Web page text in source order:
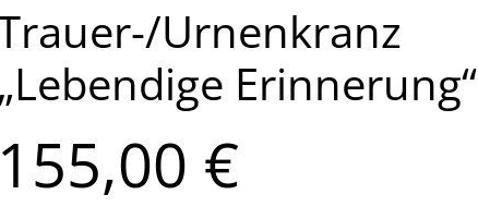
Urnenkranz
„Lebendige Erinnerung“
155,00 €